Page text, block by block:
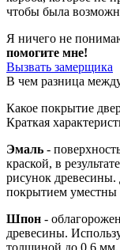
чтобы была
Я ничего не
помогите мне!
Вызвать замерщика
В чем разница
Какое покрытие
Краткая
Эмаль -
краской, в
рисунок
покрытием
Шпон -
древесины.